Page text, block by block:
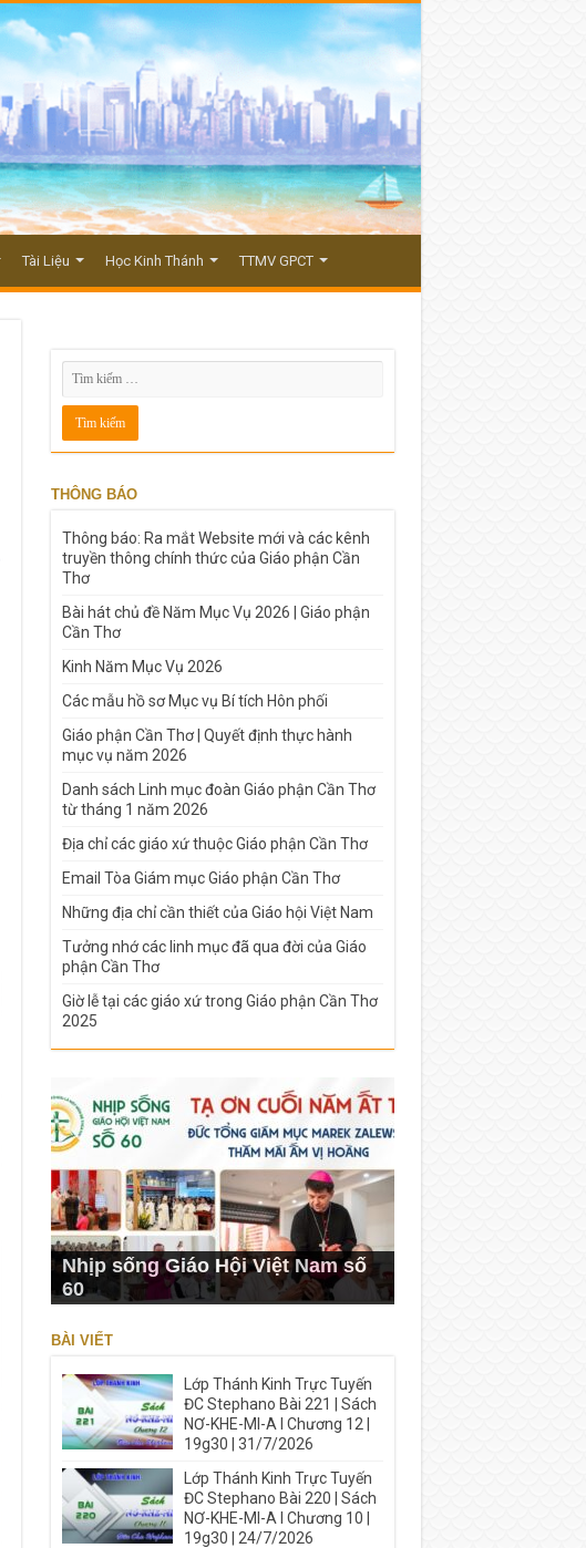
Tài Liệu Học Kinh Thánh TTMV GPCT
THÔNG BÁO
Thông báo: Ra mắt Website mới và các kênh
truyền thông chính thức của Giáo phận Cần
Thơ
Bài hát chủ đề Năm Mục Vụ 2026 | Giáo phận
Cần Thơ
Kinh Năm Mục Vụ 2026
Các mẫu hồ sơ Mục vụ Bí tích Hôn phối
Giáo phận Cần Thơ | Quyết định thực hành
mục vụ năm 2026
Danh sách Linh mục đoàn Giáo phận Cần Thơ
từ tháng 1 năm 2026
Địa chỉ các giáo xứ thuộc Giáo phận Cần Thơ
Email Tòa Giám mục Giáo phận Cần Thơ
Những địa chỉ cần thiết của Giáo hội Việt Nam
Tưởng nhớ các linh mục đã qua đời của Giáo
phận Cần Thơ
Giờ lễ tại các giáo xứ trong Giáo phận Cần Thơ
2025
Nhịp sống Giáo Hội Việt Nam số
60
BÀI VIẾT
Lớp Thánh Kinh Trực Tuyến
ĐC Stephano Bài 221 | Sách
NƠ-KHE-MI-A I Chương 12 |
19g30 | 31/7/2026
Lớp Thánh Kinh Trực Tuyến
ĐC Stephano Bài 220 | Sách
NƠ-KHE-MI-A I Chương 10 |
19g30 | 24/7/2026